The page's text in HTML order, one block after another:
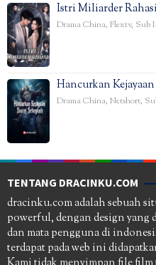
Istri Miliarder
Drama China, Flextv, Sub
Hancurkan
Drama China, Netshort,
TENTANG DRACINKU.COM
dracinku.com adalah sebuah
powerful, dengan design yang
dan mata pengguna di
terdapat pada web ini